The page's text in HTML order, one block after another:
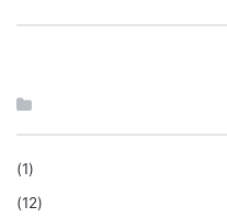
(1)
(12)